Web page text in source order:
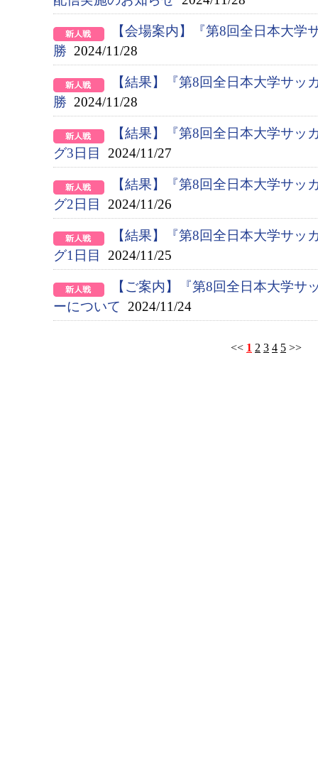
【会場案内】『第8回全日本大学
勝 2024/11/28
【結果】『第8回全日本大学サッ
勝 2024/11/28
【結果】『第8回全日本大学サッ
グ3日目
2024/11/27
【結果】『第8回全日本大学サッ
グ2日目
2024/11/26
【結果】『第8回全日本大学サッ
グ1日目
2024/11/25
【ご案内】『第8回全日本大学サ
ーについて 2024/11/24
<< 1 2 3 4 5 >>